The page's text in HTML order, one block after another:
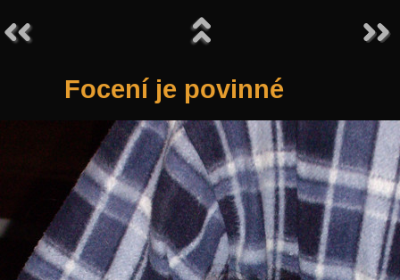
Focení je povinné